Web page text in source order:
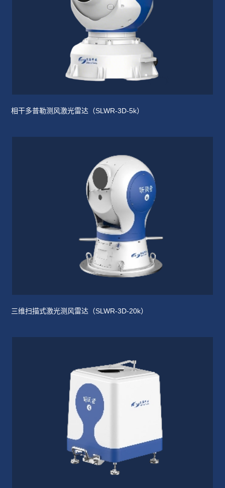
相干多普勒测风激光雷达（SLWR-3D-5k）
三维扫描式激光测风雷达（SLWR-3D-20k）